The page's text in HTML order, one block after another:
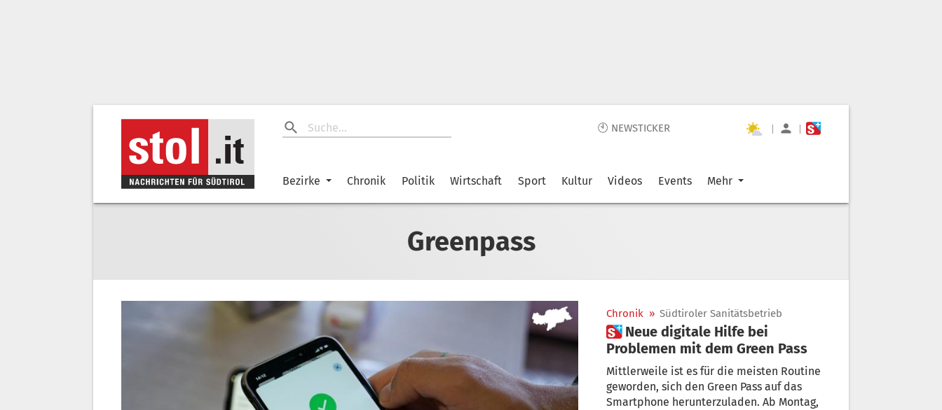
🕙 NEWSTICKER | |
Bezirke Chronik Politik Wirtschaft Sport Kultur Videos Events Mehr
Greenpass
Chronik » Südtiroler Sanitätsbetrieb
 Neue digitale Hilfe bei
Problemen mit dem Green Pass
Mittlerweile ist es für die meisten Routine
geworden, sich den Green Pass auf das
Smartphone herunterzuladen. Ab Montag,